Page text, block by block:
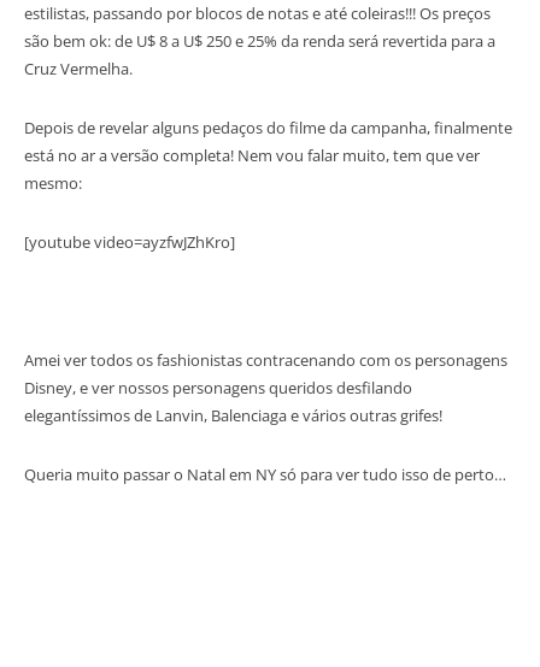
estilistas, passando por blocos de notas e até coleiras!!! Os preços
são bem ok: de U$ 8 a U$ 250 e 25% da renda será revertida para a
Cruz Vermelha.
Depois de revelar alguns pedaços do filme da campanha, finalmente
está no ar a versão completa! Nem vou falar muito, tem que ver
mesmo:
[youtube video=ayzfwJZhKro]
Amei ver todos os fashionistas contracenando com os personagens
Disney, e ver nossos personagens queridos desfilando
elegantíssimos de Lanvin, Balenciaga e vários outras grifes!
Queria muito passar o Natal em NY só para ver tudo isso de perto…